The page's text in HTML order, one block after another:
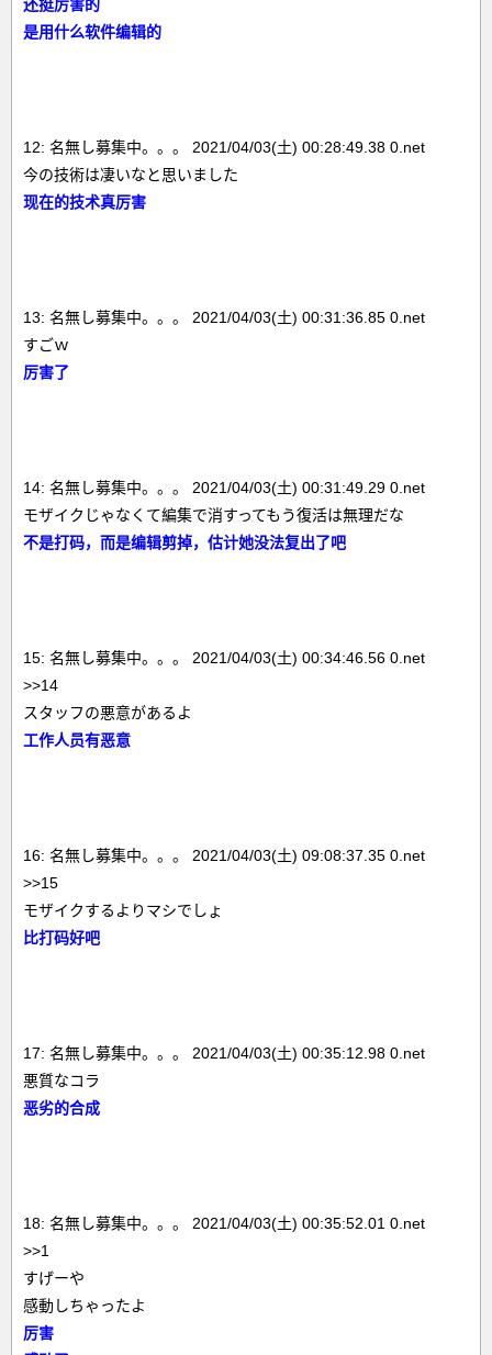
还挺厉害的
是用什么软件编辑的
12: 名無し募集中。。。 2021/04/03(土) 00:28:49.38 0.net
今の技術は凄いなと思いました
现在的技术真厉害
13: 名無し募集中。。。 2021/04/03(土) 00:31:36.85 0.net
すごｗ
厉害了
14: 名無し募集中。。。 2021/04/03(土) 00:31:49.29 0.net
モザイクじゃなくて編集で消すってもう復活は無理だな
不是打码，而是编辑剪掉，估计她没法复出了吧
15: 名無し募集中。。。 2021/04/03(土) 00:34:46.56 0.net
>>14
スタッフの悪意があるよ
工作人员有恶意
16: 名無し募集中。。。 2021/04/03(土) 09:08:37.35 0.net
>>15
モザイクするよりマシでしょ
比打码好吧
17: 名無し募集中。。。 2021/04/03(土) 00:35:12.98 0.net
悪質なコラ
恶劣的合成
18: 名無し募集中。。。 2021/04/03(土) 00:35:52.01 0.net
>>1
すげーや
感動しちゃったよ
厉害